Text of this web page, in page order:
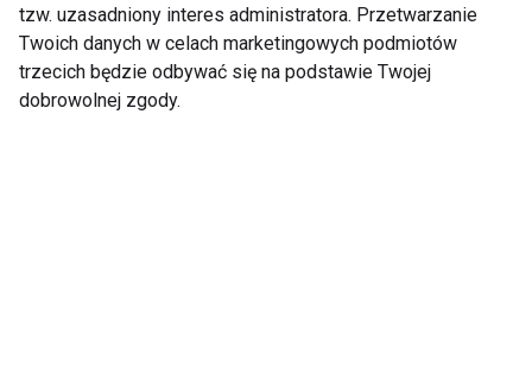
metod.
Czy Pani zdaniem metody produkcji
oparte na naturalnych procesach i
tzw. uzasadniony interes administratora. Przetwarzanie
Twoich danych w celach marketingowych podmiotów
trzecich będzie odbywać się na podstawie Twojej
dobrowolnej zgody.